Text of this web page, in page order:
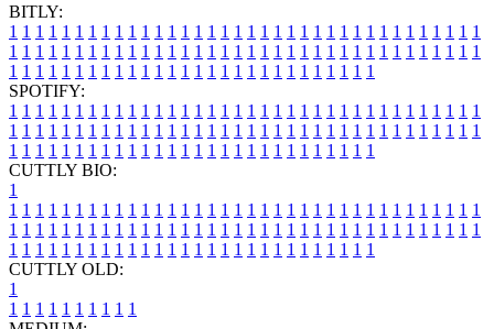
BITLY:
1 1 1 1 1 1 1 1 1 1 1 1 1 1 1 1 1 1 1 1 1 1 1 1 1 1 1 1 1 1 1 1 1 1 1 1
1 1 1 1 1 1 1 1 1 1 1 1 1 1 1 1 1 1 1 1 1 1 1 1 1 1 1 1 1 1 1 1 1 1 1 1
1 1 1 1 1 1 1 1 1 1 1 1 1 1 1 1 1 1 1 1 1 1 1 1 1 1 1 1
SPOTIFY:
1 1 1 1 1 1 1 1 1 1 1 1 1 1 1 1 1 1 1 1 1 1 1 1 1 1 1 1 1 1 1 1 1 1 1 1
1 1 1 1 1 1 1 1 1 1 1 1 1 1 1 1 1 1 1 1 1 1 1 1 1 1 1 1 1 1 1 1 1 1 1 1
1 1 1 1 1 1 1 1 1 1 1 1 1 1 1 1 1 1 1 1 1 1 1 1 1 1 1 1
CUTTLY BIO:
1
1 1 1 1 1 1 1 1 1 1 1 1 1 1 1 1 1 1 1 1 1 1 1 1 1 1 1 1 1 1 1 1 1 1 1 1
1 1 1 1 1 1 1 1 1 1 1 1 1 1 1 1 1 1 1 1 1 1 1 1 1 1 1 1 1 1 1 1 1 1 1 1
1 1 1 1 1 1 1 1 1 1 1 1 1 1 1 1 1 1 1 1 1 1 1 1 1 1 1 1
CUTTLY OLD:
1
1 1 1 1 1 1 1 1 1 1